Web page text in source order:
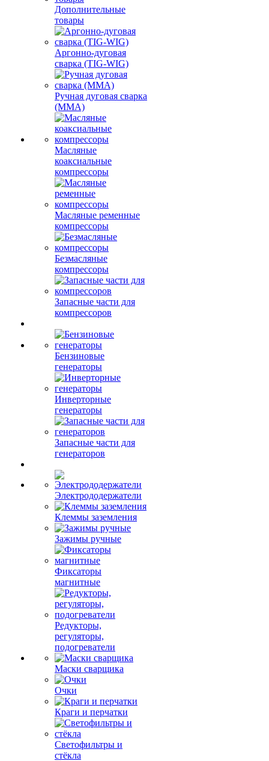
Дополнительные
товары
Аргонно-дуговая
сварка (TIG-WIG)
Ручная дуговая сварка
(MMA)
Масляные
коаксиальные
компрессоры
Масляные ременные
компрессоры
Безмасляные
компрессоры
Запасные части для
компрессоров
Бензиновые
генераторы
Инверторные
генераторы
Запасные части для
генераторов
Электрододержатели
Клеммы заземления
Зажимы ручные
Фиксаторы
магнитные
Редукторы,
регуляторы,
подогреватели
Маски сварщика
Очки
Краги и перчатки
Светофильтры и
стёкла